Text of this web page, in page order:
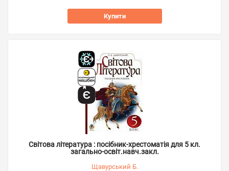
Купити
Світова література : посібник-хрестоматія для 5 кл.
загально-освіт.навч.закл.
Щавурський Б.